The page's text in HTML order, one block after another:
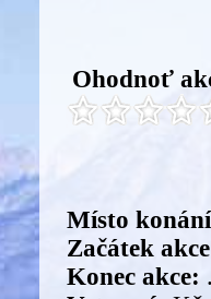
Ohodnoť
Místo
Začátek
Konec akce: